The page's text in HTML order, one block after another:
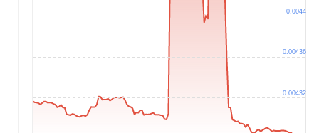
0.00432
0.00436
0.0044